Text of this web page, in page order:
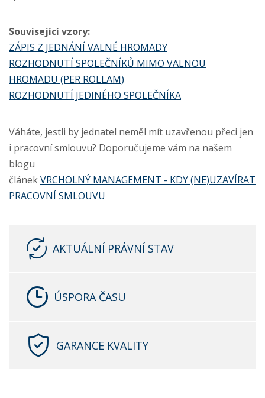
Související vzory:
ZÁPIS Z JEDNÁNÍ VALNÉ HROMADY
ROZHODNUTÍ SPOLEČNÍKŮ MIMO VALNOU
HROMADU (PER ROLLAM)
ROZHODNUTÍ JEDINÉHO SPOLEČNÍKA
Váháte, jestli by jednatel neměl mít uzavřenou přeci jen
i pracovní smlouvu? Doporučujeme vám na našem
blogu
článekVRCHOLNÝ MANAGEMENT - KDY (NE)UZAVÍRAT
PRACOVNÍ SMLOUVU
AKTUÁLNÍ PRÁVNÍ STAV
ÚSPORA ČASU
GARANCE KVALITY